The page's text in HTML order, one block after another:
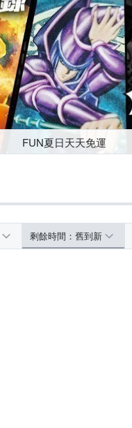
FUN夏日天天免運
剩餘時間：舊到新